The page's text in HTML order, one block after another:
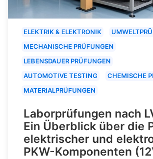
ELEKTRIK & ELEKTRONIK
MECHANISCHE PRÜFUNGEN
LEBENSDAUER PRÜFUNGEN
AUTOMOTIVE TESTING
CHEMISCHE
MATERIALPRÜFUNGEN
Laborprüfungen nach
Ein Überblick über die
elektrischer und
PKW-Komponenten